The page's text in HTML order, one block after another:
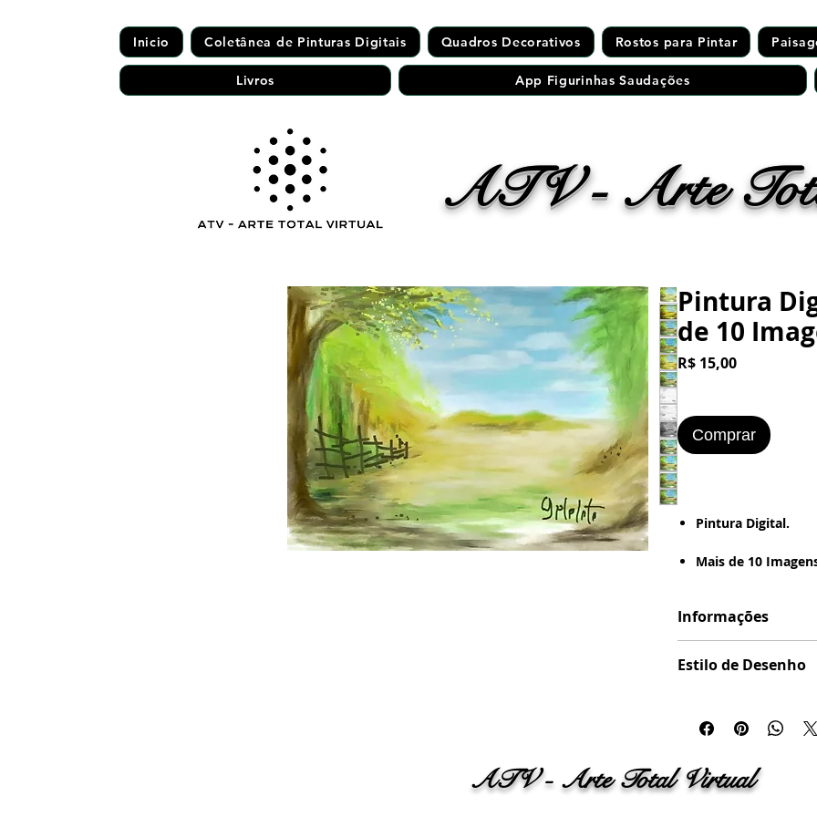
Inicio Coletânea de Pinturas Digitais Quadros Decorativos Rostos para Pintar
Livros App Figurinhas Saudações
ATV - Arte
Pintura
de 10
R$ 15,00Preço
Comprar
Pintura Digital.
Mais de 10
(Estilo de
- Pintura a Óleo -
Vintage - Grunge -
Fotografico - Papel
Imagem para
- Tinta Guache -
Informações
Estilo de Desenho
(Estilo de Desenho : -
Pintura a Óleo -
ATV - Arte Total Virtual